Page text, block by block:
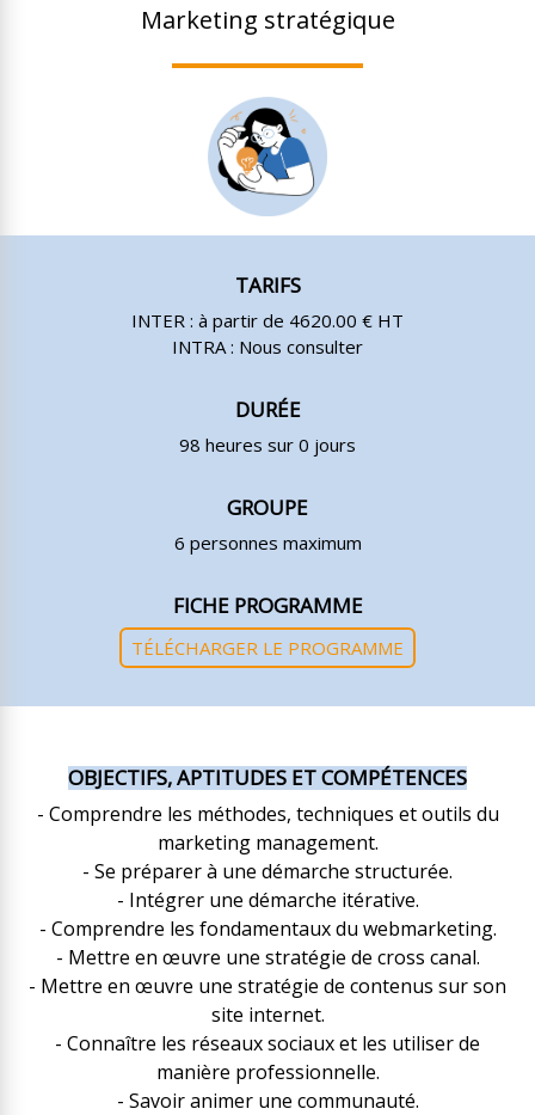
Marketing stratégique
TARIFS
INTER : à partir de 4620.00 € HT
INTRA : Nous consulter
DURÉE
98 heures sur 0 jours
GROUPE
6 personnes maximum
FICHE PROGRAMME
TÉLÉCHARGER LE PROGRAMME
OBJECTIFS, APTITUDES ET COMPÉTENCES
- Comprendre les méthodes, techniques et outils du
marketing management.
- Se préparer à une démarche structurée.
- Intégrer une démarche itérative.
- Comprendre les fondamentaux du webmarketing.
- Mettre en œuvre une stratégie de cross canal.
- Mettre en œuvre une stratégie de contenus sur son
site internet.
- Connaître les réseaux sociaux et les utiliser de
manière professionnelle.
- Savoir animer une communauté.